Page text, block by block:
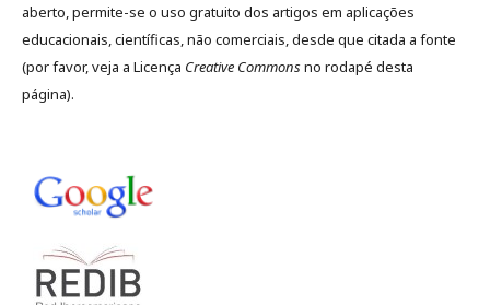
aberto, permite-se o uso gratuito dos artigos em aplicações
educacionais, científicas, não comerciais, desde que citada a fonte
(por favor, veja a Licença Creative Commonsno rodapé desta
página).